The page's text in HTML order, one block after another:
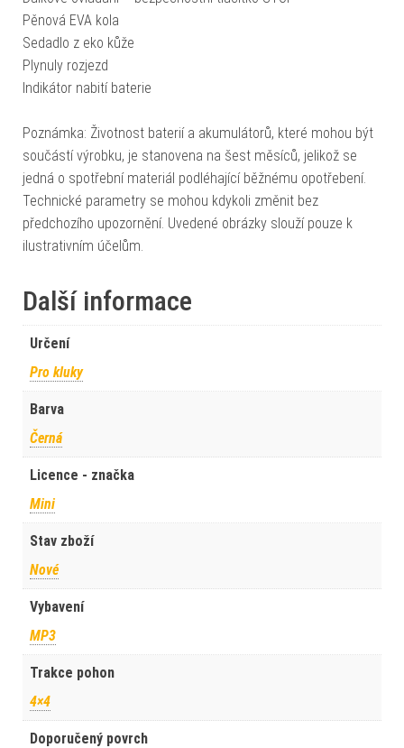
Pěnová EVA kola
Sedadlo z eko kůže
Plynuly rozjezd
Indikátor nabití baterie
Poznámka: Životnost baterií a akumulátorů, které mohou být
součástí výrobku, je stanovena na šest měsíců, jelikož se
jedná o spotřební materiál podléhající běžnému opotřebení.
Technické parametry se mohou kdykoli změnit bez
předchozího upozornění. Uvedené obrázky slouží pouze k
ilustrativním účelům.
Další informace
Určení
Pro kluky
Barva
Černá
Licence - značka
Mini
Stav zboží
Nové
Vybavení
MP3
Trakce pohon
4×4
Doporučený povrch